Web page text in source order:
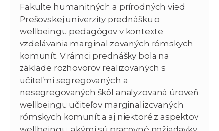
Fakulte humanitných a prírodných vied
Prešovskej univerzity prednášku o
wellbeingu pedagógov v kontexte
vzdelávania marginalizovaných rómskych
komunít. V rámci prednášky bola na
základe rozhovorov realizovaných s
učiteľmi segregovaných a
nesegregovaných škôl analyzovaná úroveň
wellbeingu učiteľov marginalizovaných
rómskych komunít a aj niektoré z aspektov
wellbeingu, akými sú pracovné požiadavky,